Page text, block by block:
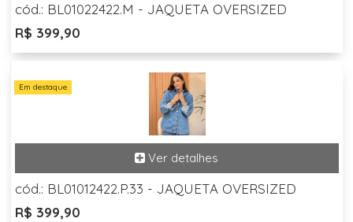
cód.: BL01022422.M - JAQUETA OVERSIZED
R$ 399,90
Em destaque
cód.: BL01012422.P.33 - JAQUETA OVERSIZED
R$ 399,90